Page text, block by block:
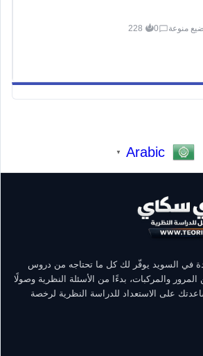
منوعة 0
228
Arabic
▼
في السويد يوفّر لك كل ما تحتاجه من دروس
والمركبات، بدءًا من الأسئلة النظرية وصولًا
على الاستعداد للدراسة النظرية لرخصة